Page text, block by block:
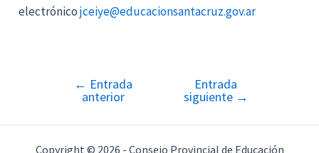
electrónicojceiye@educacionsantacruz.gov.ar
Navegación
entradas
← Entrada
anterior
Entrada
siguiente →
Copyright © 2026 - Consejo Provincial de Educación